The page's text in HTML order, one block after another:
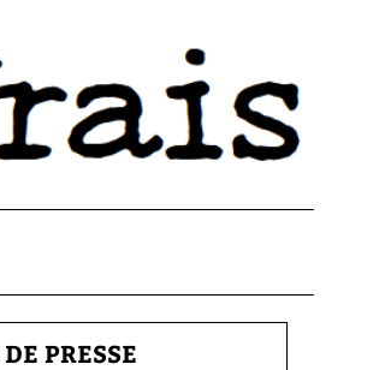
PRESSE